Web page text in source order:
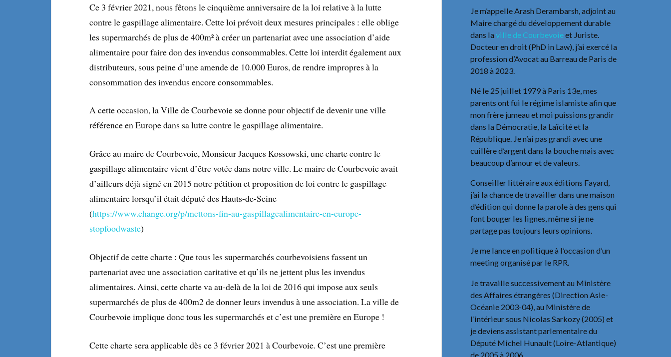
Ce 3 février 2021, nous fêtons le cinquième anniversaire de la loi relative à la lutte
contre le gaspillage alimentaire. Cette loi prévoit deux mesures principales : elle oblige
les supermarchés de plus de 400m² à créer un partenariat avec une association d’aide
alimentaire pour faire don des invendus consommables. Cette loi interdit également aux
distributeurs, sous peine d’une amende de 10.000 Euros, de rendre impropres à la
consommation des invendus encore consommables.
A cette occasion, la Ville de Courbevoie se donne pour objectif de devenir une ville
référence en Europe dans sa lutte contre le gaspillage alimentaire.
Grâce au maire de Courbevoie, Monsieur Jacques Kossowski, une charte contre le
gaspillage alimentaire vient d’être votée dans notre ville. Le maire de Courbevoie avait
d’ailleurs déjà signé en 2015 notre pétition et proposition de loi contre le gaspillage
alimentaire lorsqu’il était député des Hauts-de-Seine
(https://www.change.org/p/mettons-fin-au-gaspillagealimentaire-en-europe-
stopfoodwaste)
Objectif de cette charte : Que tous les supermarchés courbevoisiens fassent un
partenariat avec une association caritative et qu’ils ne jettent plus les invendus
alimentaires. Ainsi, cette charte va au-delà de la loi de 2016 qui impose aux seuls
supermarchés de plus de 400m2 de donner leurs invendus à une association. La ville de
Courbevoie implique donc tous les supermarchés et c’est une première en Europe !
Cette charte sera applicable dès ce 3 février 2021 à Courbevoie. C’est une première
Je m’appelle Arash Derambarsh, adjoint au
Maire chargé du développement durable
dans laville de Courbevoieet Juriste.
Docteur en droit (PhD in Law), j’ai exercé la
profession d’Avocat au Barreau de Paris de
2018 à 2023.
Né le 25 juillet 1979 à Paris 13e, mes
parents ont fui le régime islamiste afin que
mon frère jumeau et moi puissions grandir
dans la Démocratie, la Laïcité et la
République. Je n’ai pas grandi avec une
cuillère d’argent dans la bouche mais avec
beaucoup d’amour et de valeurs.
Conseiller littéraire aux éditions Fayard,
j’ai la chance de travailler dans une maison
d’édition qui donne la parole à des gens qui
font bouger les lignes, même si je ne
partage pas toujours leurs opinions.
Je me lance en politique à l’occasion d’un
meeting organisé par le RPR.
Je travaille successivement au Ministère
des Affaires étrangères (Direction Asie-
Océanie 2003-04), au Ministère de
l’intérieur sous Nicolas Sarkozy (2005) et
je deviens assistant parlementaire du
Député Michel Hunault (Loire-Atlantique)
de 2005 à 2006.